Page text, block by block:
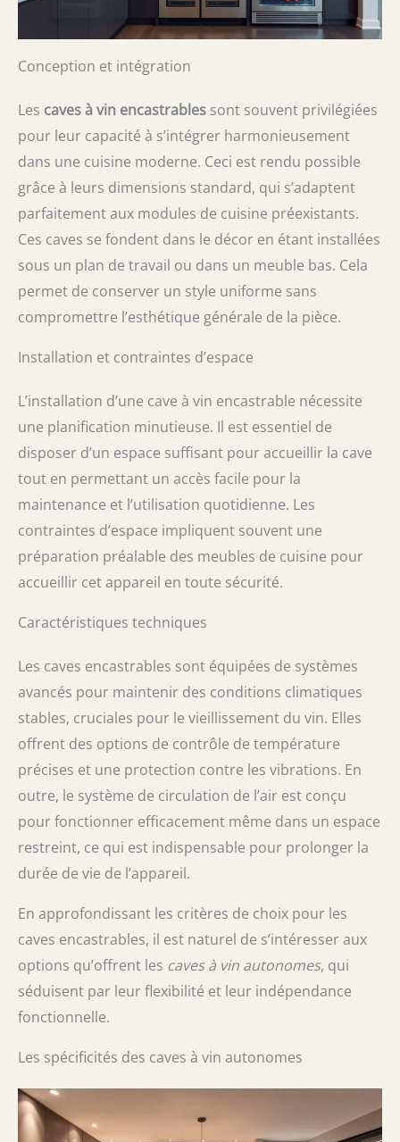
Conception et intégration
Les caves à vin encastrables sont souvent privilégiées
pour leur capacité à s’intégrer harmonieusement
dans une cuisine moderne. Ceci est rendu possible
grâce à leurs dimensions standard, qui s’adaptent
parfaitement aux modules de cuisine préexistants.
Ces caves se fondent dans le décor en étant installées
sous un plan de travail ou dans un meuble bas. Cela
permet de conserver un style uniforme sans
compromettre l’esthétique générale de la pièce.
Installation et contraintes d’espace
L’installation d’une cave à vin encastrable nécessite
une planification minutieuse. Il est essentiel de
disposer d’un espace suffisant pour accueillir la cave
tout en permettant un accès facile pour la
maintenance et l’utilisation quotidienne. Les
contraintes d’espace impliquent souvent une
préparation préalable des meubles de cuisine pour
accueillir cet appareil en toute sécurité.
Caractéristiques techniques
Les caves encastrables sont équipées de systèmes
avancés pour maintenir des conditions climatiques
stables, cruciales pour le vieillissement du vin. Elles
offrent des options de contrôle de température
précises et une protection contre les vibrations. En
outre, le système de circulation de l’air est conçu
pour fonctionner efficacement même dans un espace
restreint, ce qui est indispensable pour prolonger la
durée de vie de l’appareil.
En approfondissant les critères de choix pour les
caves encastrables, il est naturel de s’intéresser aux
options qu’offrent les caves à vin autonomes, qui
séduisent par leur flexibilité et leur indépendance
fonctionnelle.
Les spécificités des caves à vin autonomes